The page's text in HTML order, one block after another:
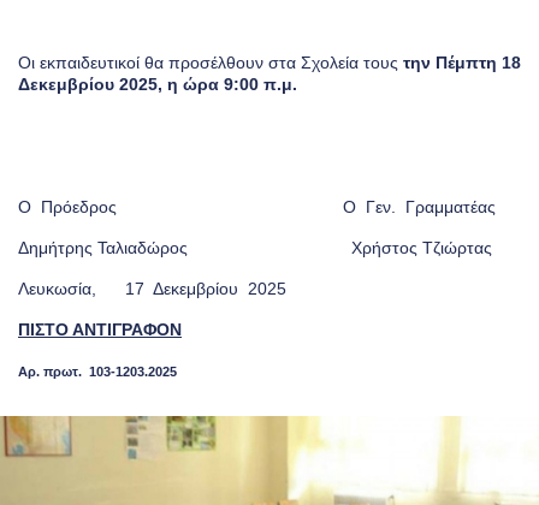
Οι εκπαιδευτικοί θα προσέλθουν στα Σχολεία τους την Πέμπτη 18
Δεκεμβρίου 2025, η ώρα 9:00 π.μ.
Ο Πρόεδρος Ο Γεν. Γραμματέας
Δημήτρης Ταλιαδώρος Χρήστος Τζιώρτας
Λευκωσία, 17 Δεκεμβρίου 2025
ΠΙΣΤΟ ΑΝΤΙΓΡΑΦΟΝ
Αρ. πρωτ. 103-1203.2025